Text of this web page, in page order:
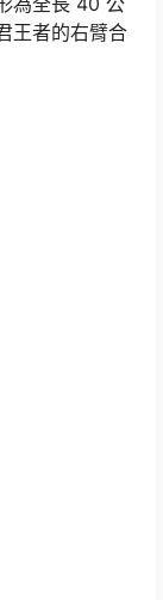
王者的右臂合